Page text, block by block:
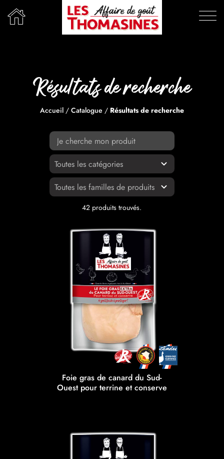
Passer
Résultats de recherche
Accueil / Catalogue / Résultats de recherche
42 produits trouvés.
Foie gras de canard du Sud-
Ouest pour terrine et conserve